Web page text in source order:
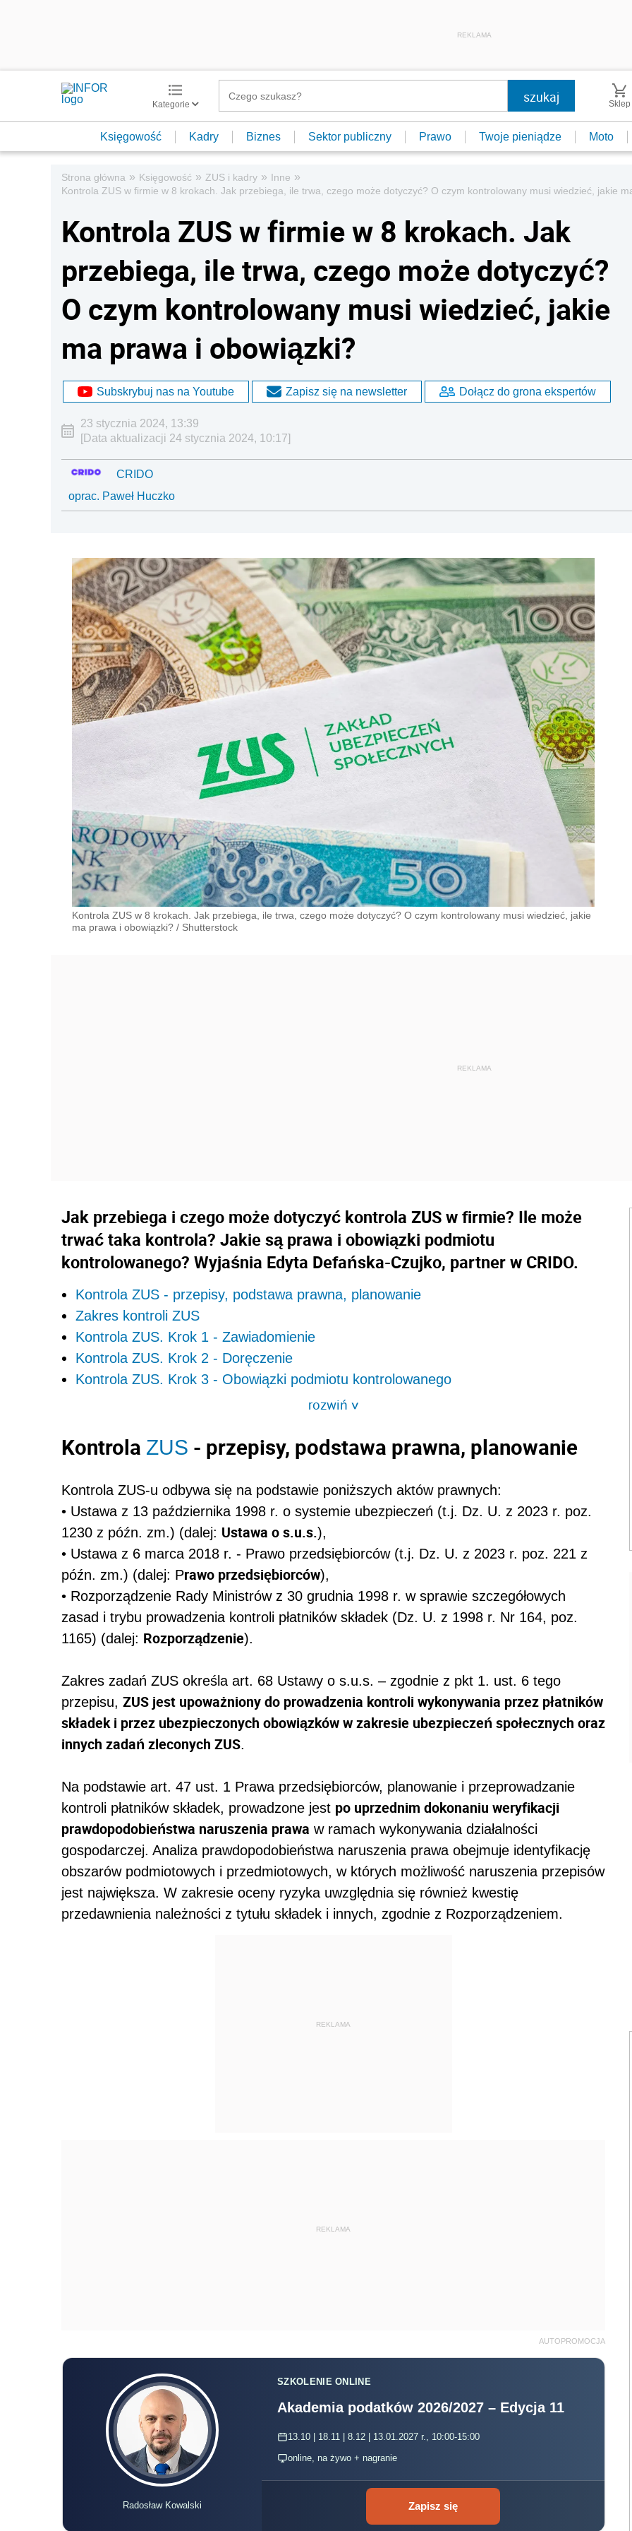
REKLAMA
Kategorie Sklep
Księgowość Kadry Biznes Sektor publiczny Prawo Twoje pieniądze Moto
Strona główna » Księgowość » ZUS i kadry » Inne »
Kontrola ZUS w firmie w 8 krokach. Jak przebiega, ile trwa, czego może dotyczyć? O czym kontrolowany musi wiedzieć, jakie
Kontrola ZUS w firmie w 8 krokach. Jak
przebiega, ile trwa, czego może dotyczyć?
O czym kontrolowany musi wiedzieć, jakie
ma prawa i obowiązki?
Subskrybuj nas na Youtube Zapisz się na newsletter Dołącz do grona ekspertów
23 stycznia 2024, 13:39
[Data aktualizacji 24 stycznia 2024, 10:17]
CRIDO
oprac. Paweł Huczko
Kontrola ZUS w 8 krokach. Jak przebiega, ile trwa, czego może dotyczyć? O czym kontrolowany musi wiedzieć, jakie
ma prawa i obowiązki? / Shutterstock
Jak przebiega i czego może dotyczyć kontrola ZUS w firmie? Ile może
trwać taka kontrola? Jakie są prawa i obowiązki podmiotu
kontrolowanego? Wyjaśnia Edyta Defańska-Czujko, partner w CRIDO.
Kontrola ZUS - przepisy, podstawa prawna, planowanie
Zakres kontroli ZUS
Kontrola ZUS. Krok 1 - Zawiadomienie
Kontrola ZUS. Krok 2 - Doręczenie
Kontrola ZUS. Krok 3 - Obowiązki podmiotu kontrolowanego
rozwiń>
Kontrola ZUS - przepisy, podstawa prawna, planowanie
Kontrola ZUS-u odbywa się na podstawie poniższych aktów prawnych:
• Ustawa z 13 października 1998 r. o systemie ubezpieczeń (t.j. Dz. U. z 2023 r. poz.
1230 z późn. zm.) (dalej: Ustawa o s.u.s.),
• Ustawa z 6 marca 2018 r. - Prawo przedsiębiorców (t.j. Dz. U. z 2023 r. poz. 221 z
późn. zm.) (dalej: Prawo przedsiębiorców),
• Rozporządzenie Rady Ministrów z 30 grudnia 1998 r. w sprawie szczegółowych
zasad i trybu prowadzenia kontroli płatników składek (Dz. U. z 1998 r. Nr 164, poz.
1165) (dalej: Rozporządzenie).
Zakres zadań ZUS określa art. 68 Ustawy o s.u.s. – zgodnie z pkt 1. ust. 6 tego
przepisu, ZUS jest upoważniony do prowadzenia kontroli wykonywania przez płatników
składek i przez ubezpieczonych obowiązków w zakresie ubezpieczeń społecznych oraz
innych zadań zleconych ZUS.
Na podstawie art. 47 ust. 1 Prawa przedsiębiorców, planowanie i przeprowadzanie
kontroli płatników składek, prowadzone jest po uprzednim dokonaniu weryfikacji
prawdopodobieństwa naruszenia prawa w ramach wykonywania działalności
gospodarczej. Analiza prawdopodobieństwa naruszenia prawa obejmuje identyfikację
obszarów podmiotowych i przedmiotowych, w których możliwość naruszenia przepisów
jest największa. W zakresie oceny ryzyka uwzględnia się również kwestię
przedawnienia należności z tytułu składek i innych, zgodnie z Rozporządzeniem.
REKLAMA
REKLAMA
AUTOPROMOCJA
Radosław Kowalski
SZKOLENIE ONLINE
Akademia podatków 2026/2027 – Edycja 11
13.10 | 18.11 | 8.12 | 13.01.2027 r., 10:00-15:00
online, na żywo + nagranie
Zapisz się